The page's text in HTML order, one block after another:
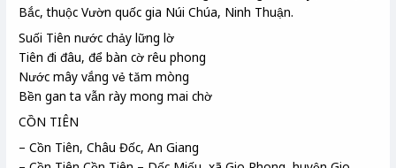
Bắc, thuộc Vườn quốc gia Núi Chúa, Ninh Thuận.
Suối Tiên nước chảy lững lờ
Tiên đi đâu, để bàn cờ rêu phong
Nước mây vắng vẻ tăm mòng
Bền gan ta vẫn rày mong mai chờ
CỒN TIÊN
– Cồn Tiên, Châu Đốc, An Giang